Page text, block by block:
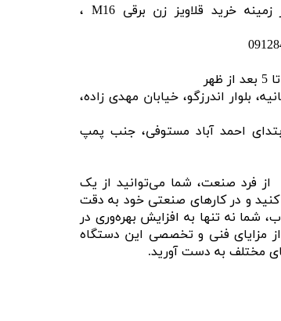
برای کسب اطلاعات بیشتر و مشاوره در زمینه خرید قلاویز زن برقی M16 ،
بلوار اندرزگو، خیابان مهدی زاده،
احمد آباد مستوفی، جنب پمپ
در نهایت، با انتخاب قلاویز زن برقی M16 از فرد صنعت، شما می‌توانید از یک
کنید و در کارهای صنعتی خود به دقت
شما نه تنها به افزایش بهره‌وری در
مزایای فنی و تخصصی این دستگاه
مختلف به دست آورید.